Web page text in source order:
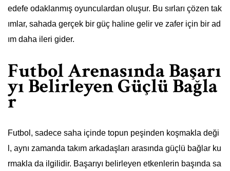
edefe odaklanmış oyunculardan oluşur. Bu sırları çözen tak
ımlar, sahada gerçek bir güç haline gelir ve zafer için bir ad
ım daha ileri gider.
Futbol Arenasında Başarı
yı Belirleyen Güçlü Bağla
r
Futbol, sadece saha içinde topun peşinden koşmakla deği
l, aynı zamanda takım arkadaşları arasında güçlü bağlar ku
rmakla da ilgilidir. Başarıyı belirleyen etkenlerin başında sa